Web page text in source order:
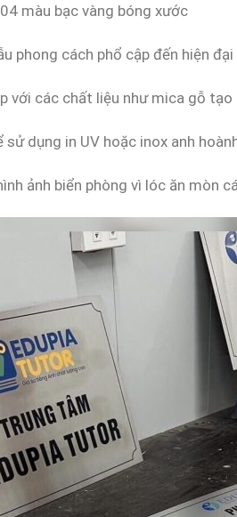
màu bạc vàng bóng xước
phong cách phổ cập đến hiện đại
với các chất liệu như mica gỗ
sử dụng in UV hoặc inox anh
ảnh biển phòng vì lóc ăn mòn